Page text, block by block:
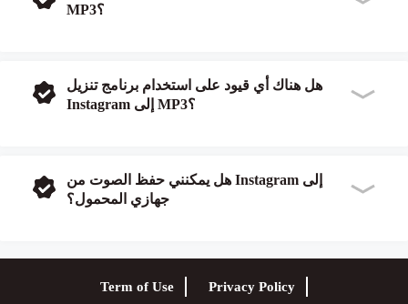
MP3؟
هل هناك أي قيود على استخدام برنامج تنزيل
Instagram إلى MP3؟
هل يمكنني حفظ الصوت من Instagram إلى
جهازي المحمول؟
Term of Use Privacy Policy